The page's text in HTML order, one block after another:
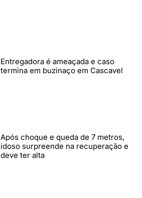
Entregadora é ameaçada e caso
termina em buzinaço em Cascavel
Após choque e queda de 7 metros,
idoso surpreende na recuperação e
deve ter alta